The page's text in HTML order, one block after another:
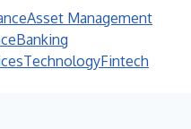
Asset Management
Banking
TechnologyFintech